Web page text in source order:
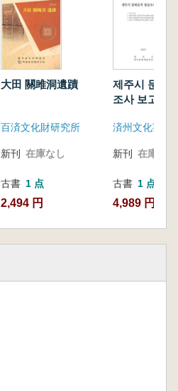
大田 關雎洞遺蹟
百済文化財研究所
新刊 在庫なし
古書 1 点
2,494 円
제주시 문화
조사 보고서(
告書)
新刊 在庫なし
古書 1 点
4,989 円